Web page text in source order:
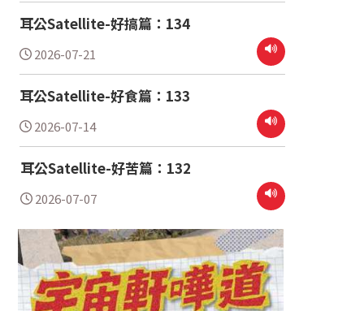
耳公Satellite-好搞篇：134
2026-07-21
耳公Satellite-好食篇：133
2026-07-14
耳公Satellite-好苦篇：132
2026-07-07